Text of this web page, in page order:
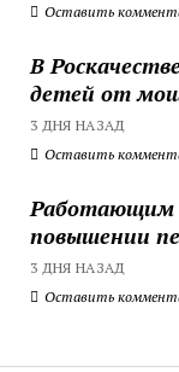
Оставить
В
детей от
3 ДНЯ НАЗАД
Оставить
Работающим
повышении
3 ДНЯ НАЗАД
Оставить